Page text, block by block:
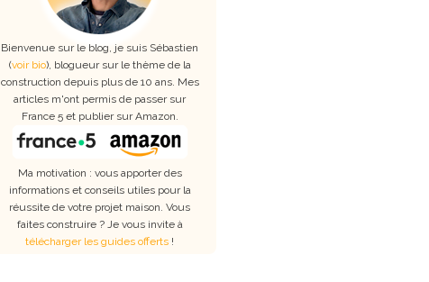
Bienvenue sur le blog, je suis Sébastien
(voir bio), blogueur sur le thème de la
construction depuis plus de 10 ans. Mes
articles m'ont permis de passer sur
France 5 et publier sur Amazon.
Ma motivation : vous apporter des
informations et conseils utiles pour la
réussite de votre projet maison. Vous
faites construire ? Je vous invite à
télécharger les guides offerts !